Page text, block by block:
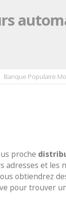
Banque Populaire
proche
et les
obtiendrez
pour trouver